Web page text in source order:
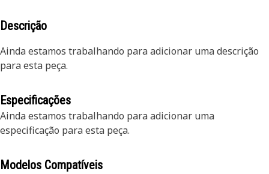
Descrição
Ainda estamos trabalhando para adicionar uma descrição
para esta peça.
Especificações
Ainda estamos trabalhando para adicionar uma
especificação para esta peça.
Modelos Compatíveis